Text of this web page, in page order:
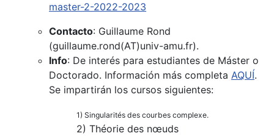
master-2-2022-2023
Contacto: Guillaume Rond
(guillaume.rond(AT)univ-amu.fr).
Info: De interés para estudiantes de Máster o
Doctorado. Información más completa AQUÍ.
Se impartirán los cursos siguientes:
1) Singularités des courbes complexe.
2) Théorie des nœuds